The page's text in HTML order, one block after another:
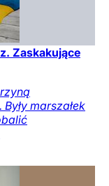
Zaskakujące
marszałek